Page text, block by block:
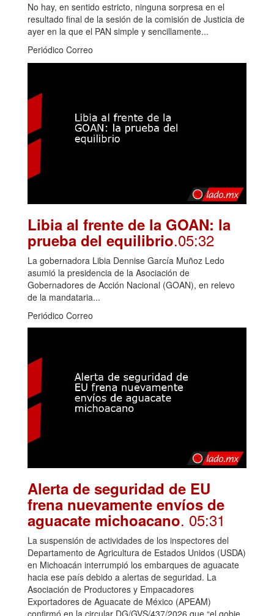
No hay, en sentido estricto, ninguna sorpresa en el
resultado final de la sesión de la comisión de Justicia de
ayer en la que el PAN simple y sencillamente...
Periódico Correo
Libia al frente de la GOAN: la
prueba del equilibrio.05:32
La gobernadora Libia Dennise García Muñoz Ledo
asumió la presidencia de la Asociación de
Gobernadores de Acción Nacional (GOAN), en relevo
de la mandataria...
Periódico Correo
Alerta de seguridad de EU
frena nuevamente envíos de
aguacate michoacano. 05:31
La suspensión de actividades de los inspectores del
Departamento de Agricultura de Estados Unidos (USDA)
en Michoacán interrumpió los embarques de aguacate
hacia ese país debido a alertas de seguridad. La
Asociación de Productores y Empacadores
Exportadores de Aguacate de México (APEAM)
confirmó en la circular DG/GVS/437/2026 que “el gobie